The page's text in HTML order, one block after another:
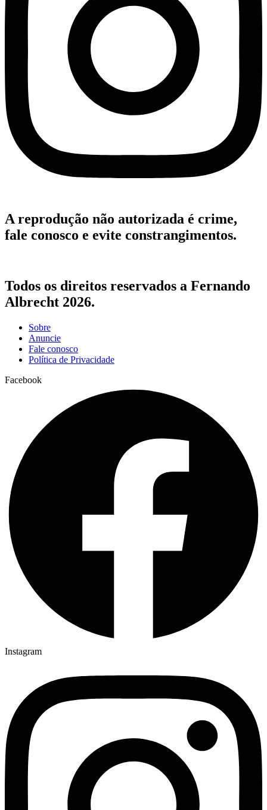
A reprodução não autorizada é crime,
fale conosco e evite constrangimentos.
Todos os direitos reservados a Fernando
Albrecht 2026.
Sobre
Anuncie
Fale conosco
Política de Privacidade
Facebook
Instagram